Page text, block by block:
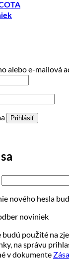
alebo e-mailová
Prihlásiť
Povinné
nového hesla
noviniek
budú použité na
na správu
v dokumente